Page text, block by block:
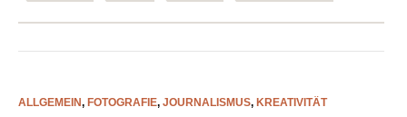
ALLGEMEIN, FOTOGRAFIE, JOURNALISMUS, KREATIVITÄT